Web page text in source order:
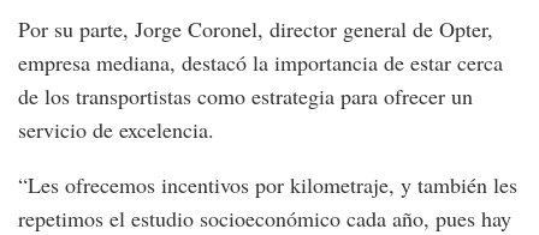
Por su parte, Jorge Coronel, director general de Opter,
empresa mediana, destacó la importancia de estar cerca
de los transportistas como estrategia para ofrecer un
servicio de excelencia.
“Les ofrecemos incentivos por kilometraje, y también les
repetimos el estudio socioeconómico cada año, pues hay